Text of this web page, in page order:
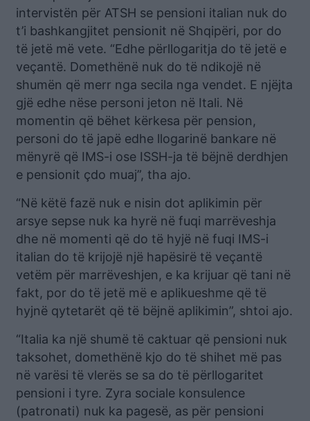
intervistën për ATSH se pensioni italian nuk do
t’i bashkangjitet pensionit në Shqipëri, por do
të jetë më vete. “Edhe përllogaritja do të jetë e
veçantë. Domethënë nuk do të ndikojë në
shumën që merr nga secila nga vendet. E njëjta
gjë edhe nëse personi jeton në Itali. Në
momentin që bëhet kërkesa për pension,
personi do të japë edhe llogarinë bankare në
mënyrë që IMS-i ose ISSH-ja të bëjnë derdhjen
e pensionit çdo muaj”, tha ajo.
“Në këtë fazë nuk e nisin dot aplikimin për
arsye sepse nuk ka hyrë në fuqi marrëveshja
dhe në momenti që do të hyjë në fuqi IMS-i
italian do të krijojë një hapësirë të veçantë
vetëm për marrëveshjen, e ka krijuar që tani në
fakt, por do të jetë më e aplikueshme që të
hyjnë qytetarët që të bëjnë aplikimin”, shtoi ajo.
“Italia ka një shumë të caktuar që pensioni nuk
taksohet, domethënë kjo do të shihet më pas
në varësi të vlerës se sa do të përllogaritet
pensioni i tyre. Zyra sociale konsulence
(patronati) nuk ka pagesë, as për pensioni